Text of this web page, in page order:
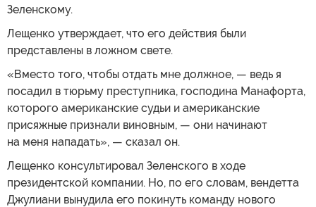
Зеленскому.
Лещенко утверждает, что его действия были
представлены в ложном свете.
«Вместо того, чтобы отдать мне должное, — ведь я
посадил в тюрьму преступника, господина Манафорта,
которого американские судьи и американские
присяжные признали виновным, — они начинают
на меня нападать», — сказал он.
Лещенко консультировал Зеленского в ходе
президентской компании. Но, по его словам, вендетта
Джулиани вынудила его покинуть команду нового